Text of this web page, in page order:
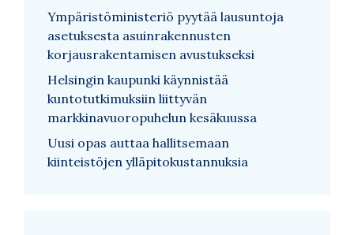
Ympäristöministeriö pyytää lausuntoja
asetuksesta asuinrakennusten
korjausrakentamisen avustukseksi
Helsingin kaupunki käynnistää
kuntotutkimuksiin liittyvän
markkinavuoropuhelun kesäkuussa
Uusi opas auttaa hallitsemaan
kiinteistöjen ylläpitokustannuksia